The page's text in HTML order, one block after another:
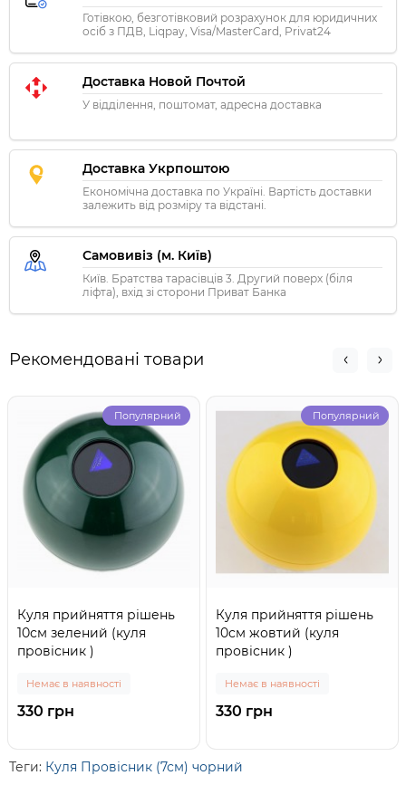
Готівкою, безготівковий розрахунок для юридичних
осіб з ПДВ, Liqpay, Visa/MasterCard, Privat24
Доставка Новой Почтой
У відділення, поштомат, адресна доставка
Доставка Укрпоштою
Економічна доставка по Україні. Вартість доставки
залежить від розміру та відстані.
Самовивіз (м. Київ)
Київ. Братства тарасівців 3. Другий поверх (біля
ліфта), вхід зі сторони Приват Банка
Рекомендовані товари
Популярний
Куля прийняття рішень
10см зелений (куля
провісник )
Немає в наявності
330 грн
Популярний
Куля прийняття рішень
10см жовтий (куля
провісник )
Немає в наявності
330 грн
Теги: Куля Провісник (7см) чорний